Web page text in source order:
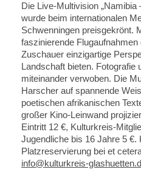
Die Live-Multivision
wurde beim internationalen
Schwenningen preisgekrönt.
faszinierende
Zuschauer einzigartige
Landschaft bieten.
miteinander verwoben. Die
Harscher auf spannende
poetischen afrikanischen
großer Kino-Leinwand
Eintritt 12 €, Kulturkreis-
Jugendliche bis 16 Jahre 5
Platzreservierung bei et
info@kulturkreis-